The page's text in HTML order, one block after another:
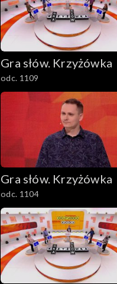
Gra słów. Krzyżówka
odc. 1109
Gra słów. Krzyżówka
odc. 1104